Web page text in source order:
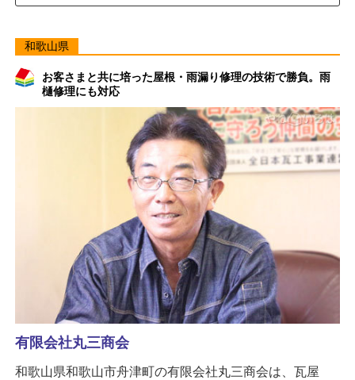
和歌山県
お客さまと共に培った屋根・雨漏り修理の技術で勝負。雨
樋修理にも対応
有限会社丸三商会
和歌山県和歌山市舟津町の有限会社丸三商会は、瓦屋